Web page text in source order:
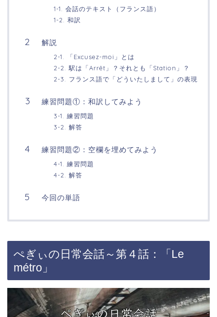
1-1. 会話のテキスト（フランス語）
1-2. 和訳
解説
2-1. 「Excusez-moi」とは
2-2. 駅は「Arrêt」？それとも「Station」？
2-3. フランス語で「どういたしまして」の表現
練習問題①：和訳してみよう
3-1. 練習問題
3-2. 解答
練習問題②：空欄を埋めてみよう
4-1. 練習問題
4-2. 解答
今回の単語
ぺぎぃの日常会話～第４話：「Le
métro」